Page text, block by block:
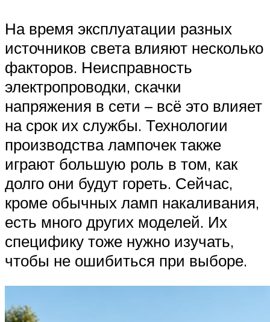
На время эксплуатации разных
источников света влияют несколько
факторов. Неисправность
электропроводки, скачки
напряжения в сети – всё это влияет
на срок их службы. Технологии
производства лампочек также
играют большую роль в том, как
долго они будут гореть. Сейчас,
кроме обычных ламп накаливания,
есть много других моделей. Их
специфику тоже нужно изучать,
чтобы не ошибиться при выборе.